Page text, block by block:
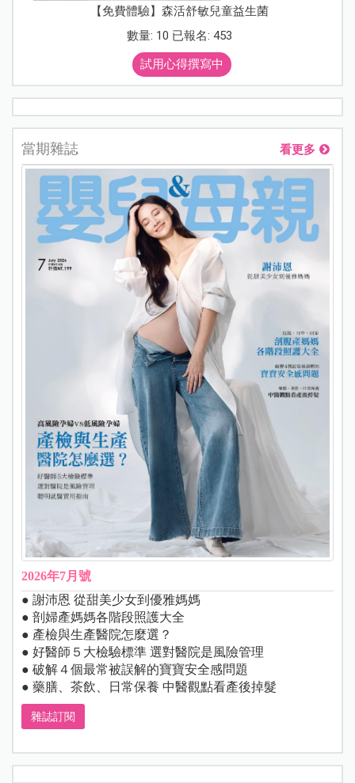
【免費體驗】森活舒敏兒童益生菌
數量: 10 已報名: 453
試用心得撰寫中
當期雜誌 看更多
2026年7月號
● 謝沛恩 從甜美少女到優雅媽媽
● 剖婦產媽媽各階段照護大全
● 產檢與生產醫院怎麼選？
● 好醫師５大檢驗標準 選對醫院是風險管理
● 破解４個最常被誤解的寶寶安全感問題
● 藥膳、茶飲、日常保養 中醫觀點看產後掉髮
雜誌訂閱